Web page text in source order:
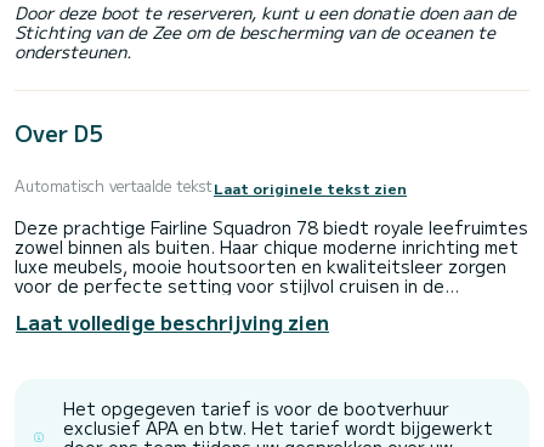
Door deze boot te reserveren, kunt u een donatie doen aan de
Stichting van de Zee om de bescherming van de oceanen te
ondersteunen.
Over D5
Automatisch vertaalde tekstLaat originele tekst zien
Deze prachtige Fairline Squadron 78 biedt royale leefruimtes
zowel binnen als buiten. Haar chique moderne inrichting met
luxe meubels, mooie houtsoorten en kwaliteitsleer zorgen
voor de perfecte setting voor stijlvol cruisen in de
eetervaringen zowel op het achterschip als op de flybridge,
samen met een lounge en zonnedek. Op het voorschip zijn
uitgerust met een bimini cover, bar, gootsteen, koelkast en
apart geluidssysteem. D5 biedt plaats aan 8 gasten in 4
hutten met een luxe boetiekgevoel. De master hut is licht
Laat volledige beschrijving zien
Het opgegeven tarief is voor de bootverhuur
exclusief APA en btw. Het tarief wordt bijgewerkt